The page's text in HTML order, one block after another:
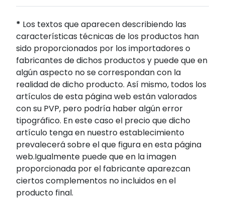
* Los textos que aparecen describiendo las
características técnicas de los productos han
sido proporcionados por los importadores o
fabricantes de dichos productos y puede que en
algún aspecto no se correspondan con la
realidad de dicho producto. Así mismo, todos los
artículos de esta página web están valorados
con su PVP, pero podría haber algún error
tipográfico. En este caso el precio que dicho
artículo tenga en nuestro establecimiento
prevalecerá sobre el que figura en esta página
web.Igualmente puede que en la imagen
proporcionada por el fabricante aparezcan
ciertos complementos no incluidos en el
producto final.